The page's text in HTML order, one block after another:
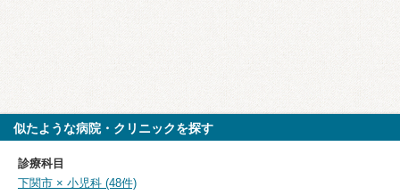
似たような病院・クリニックを探す
診療科目
下関市 × 小児科 (48件)